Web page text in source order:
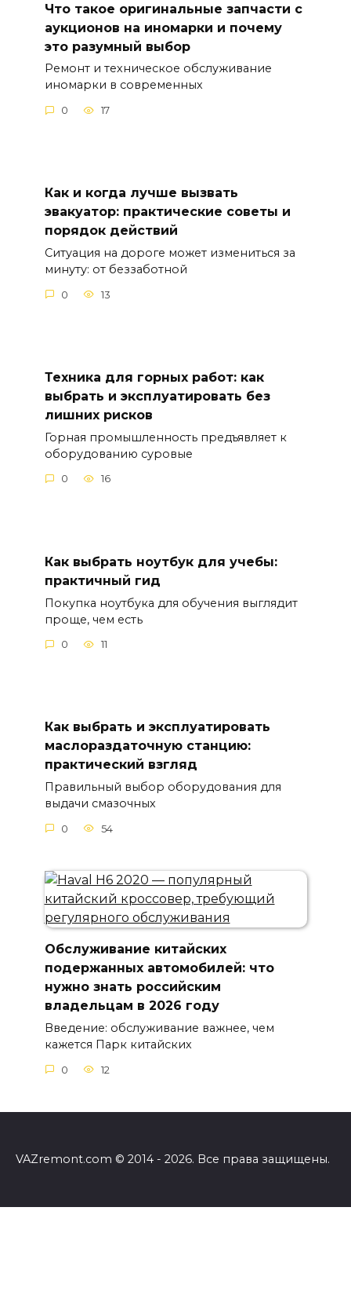
Что такое оригинальные запчасти с
аукционов на иномарки и почему
это разумный выбор
Ремонт и техническое обслуживание
иномарки в современных
0 17
Как и когда лучше вызвать
эвакуатор: практические советы и
порядок действий
Ситуация на дороге может измениться за
минуту: от беззаботной
0 13
Техника для горных работ: как
выбрать и эксплуатировать без
лишних рисков
Горная промышленность предъявляет к
оборудованию суровые
0 16
Как выбрать ноутбук для учебы:
практичный гид
Покупка ноутбука для обучения выглядит
проще, чем есть
0 11
Как выбрать и эксплуатировать
маслораздаточную станцию:
практический взгляд
Правильный выбор оборудования для
выдачи смазочных
0 54
Обслуживание китайских
подержанных автомобилей: что
нужно знать российским
владельцам в 2026 году
Введение: обслуживание важнее, чем
кажется Парк китайских
0 12
VAZremont.com © 2014 - 2026. Все права защищены.